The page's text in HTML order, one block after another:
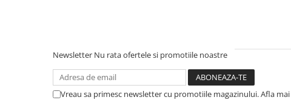
Newsletter Nu rata ofertele si promotiile noastre
Vreau sa primesc newsletter cu promotiile magazinului. Afla